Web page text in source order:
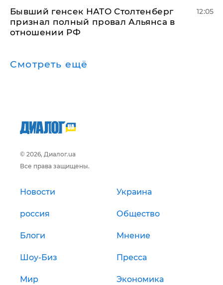
Бывший генсек НАТО Столтенберг
признал полный провал Альянса в
отношении РФ
12:05
Смотреть ещё
© 2026, Диалог.ua
Все права защищены.
Новости Украина
россия Общество
Блоги Мнение
Шоу-Биз Пресса
Мир Экономика